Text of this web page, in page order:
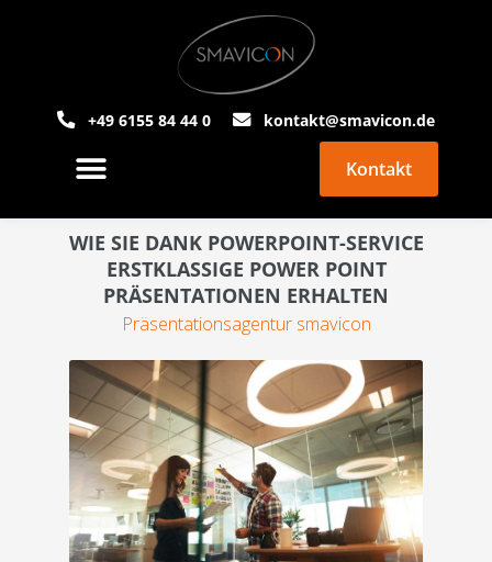
+49 6155 84 44 0 kontakt@smavicon.de
Kontakt
WIE SIE DANK POWERPOINT-SERVICE
ERSTKLASSIGE POWER POINT
PRÄSENTATIONEN ERHALTEN
Präsentationsagentur smavicon